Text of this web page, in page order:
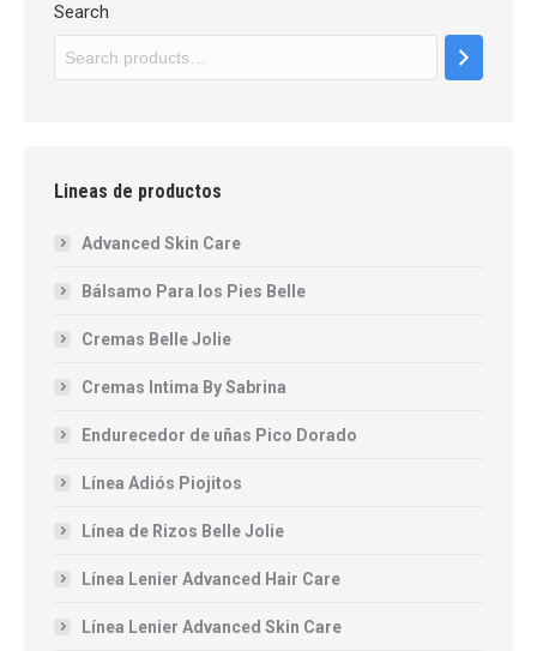
Search
Lineas de productos
Advanced Skin Care
Bálsamo Para los Pies Belle
Cremas Belle Jolie
Cremas Intima By Sabrina
Endurecedor de uñas Pico Dorado
Línea Adiós Piojitos
Línea de Rizos Belle Jolie
Línea Lenier Advanced Hair Care
Línea Lenier Advanced Skin Care